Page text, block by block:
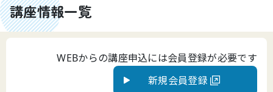
講座情報一覧
WEBからの講座申込には会員登録が必要です
新規会員登録